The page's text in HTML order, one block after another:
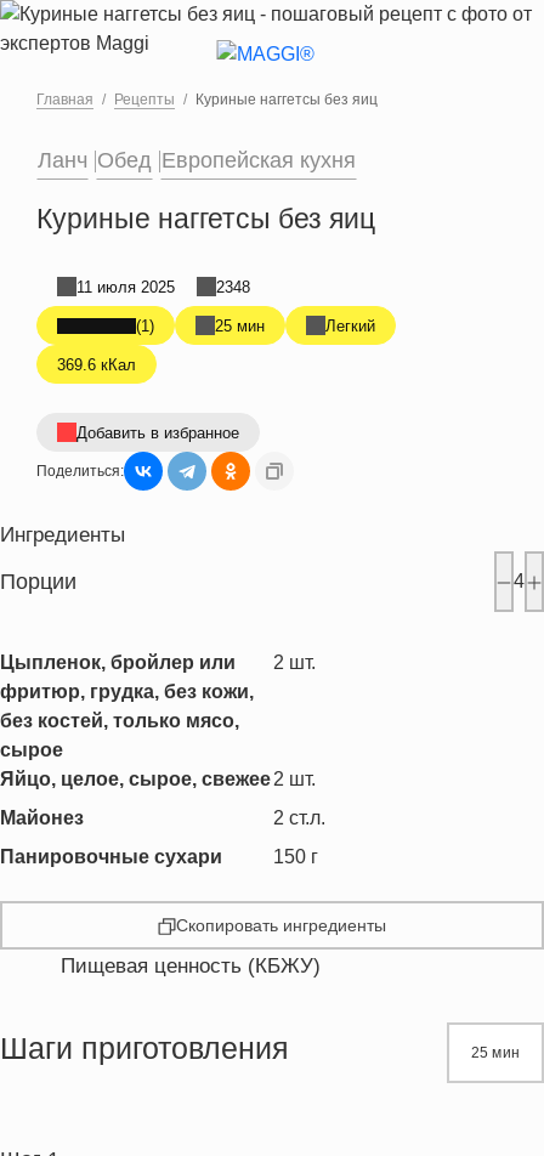
Перейти к основному содержанию
Главная Рецепты Куриные наггетсы без яиц
Ланч Обед Европейская кухня
Куриные наггетсы без яиц
(1) 25 мин Легкий
369.6 кКал
11 июля 2025 2348
Добавить в избранное
Поделиться:
Ингредиенты
Порции 4
Цыпленок, бройлер или
фритюр, грудка, без кожи,
без костей, только мясо,
сырое
2 шт.
Яйцо, целое, сырое, свежее2 шт.
Майонез
2 ст.л.
Панировочные сухари
150 г
Скопировать ингредиенты
Пищевая ценность (КБЖУ)
Жиры
Шаги приготовления 25 мин